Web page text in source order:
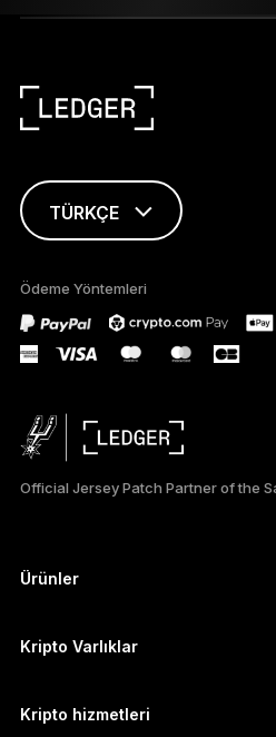
TÜRKÇE
FRANÇAIS
DEUTSCH
PORTUGUÊS
ESPAÑOL
简体中文
العربية
Ödeme Yöntemleri
Official Jersey Patch Partner of the
Ürünler
Donanım Cüzdan
Ledger Stax
Kripto Varlıklar
Ethereum cüzdanı
Kripto hizmetleri